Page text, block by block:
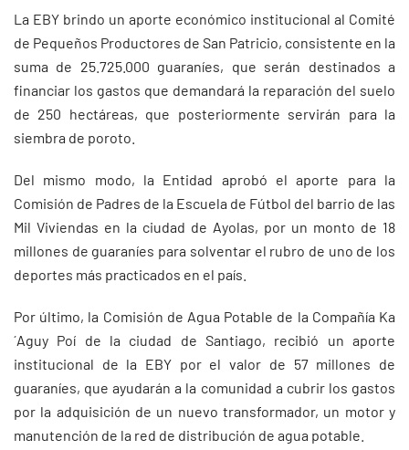
La EBY brindo un aporte económico institucional al Comité
de Pequeños Productores de San Patricio, consistente en la
suma de 25.725.000 guaraníes, que serán destinados a
financiar los gastos que demandará la reparación del suelo
de 250 hectáreas, que posteriormente servirán para la
siembra de poroto.
Del mismo modo, la Entidad aprobó el aporte para la
Comisión de Padres de la Escuela de Fútbol del barrio de las
Mil Viviendas en la ciudad de Ayolas, por un monto de 18
millones de guaraníes para solventar el rubro de uno de los
deportes más practicados en el país.
Por último, la Comisión de Agua Potable de la Compañía Ka
´Aguy Poí de la ciudad de Santiago, recibió un aporte
institucional de la EBY por el valor de 57 millones de
guaraníes, que ayudarán a la comunidad a cubrir los gastos
por la adquisición de un nuevo transformador, un motor y
manutención de la red de distribución de agua potable.